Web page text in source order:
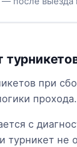
при
прохода.
с
турникет не